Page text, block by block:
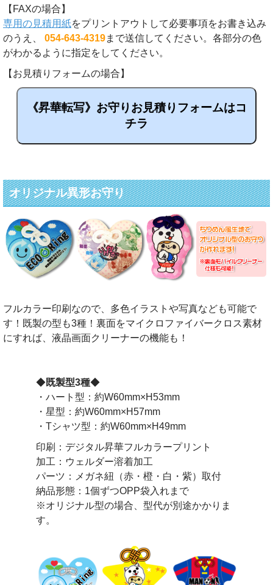
【FAXの場合】
専用の見積用紙をプリントアウトして必要事項をお書き込み
のうえ、 054-643-4319まで送信してください。各部分の色
がわかるように指定をしてください。
【お見積りフォームの場合】
《昇華転写》お守りお見積りフォームはコ
チラ
オリジナル異形お守り
フルカラー印刷なので、多色イラストや写真なども可能で
す！既製の型も3種！裏面をマイクロファイバークロス素材
にすれば、液晶画面クリーナーの機能も！
◆既製型3種◆
・ハート型：約W60mm×H53mm
・星型：約W60mm×H57mm
・Tシャツ型：約W60mm×H49mm
印刷：デジタル昇華フルカラープリント
加工：ウェルダー溶着加工
パーツ：メガネ紐（赤・橙・白・紫）取付
納品形態：1個ずつOPP袋入れまで
※オリジナル型の場合、型代が別途かかりま
す。